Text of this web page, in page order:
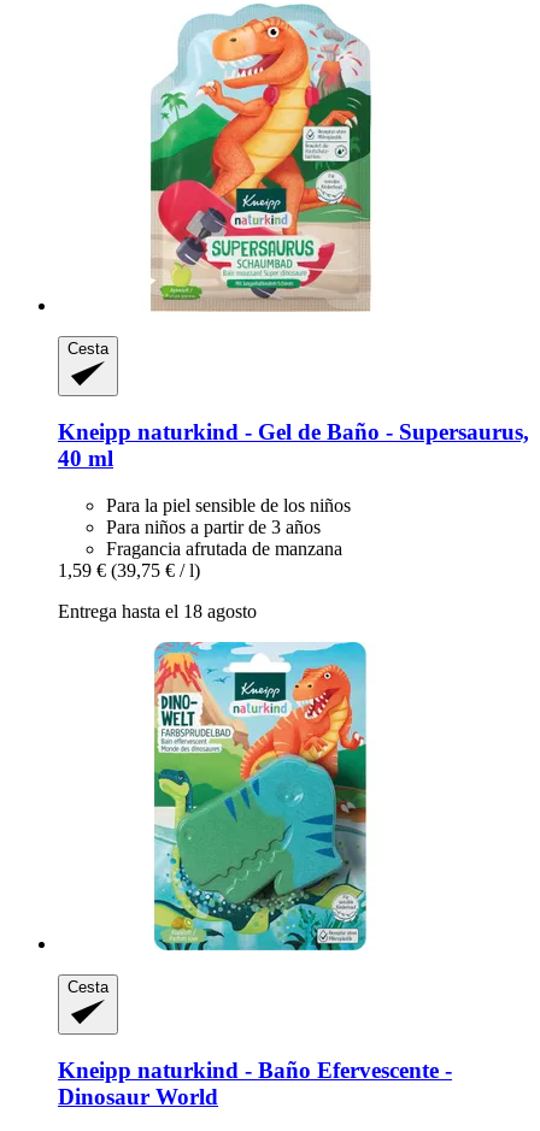
Cesta
Kneipp naturkind -​ Gel de Baño -​ Supersaurus,
40 ml
Para la piel sensible de los niños
Para niños a partir de 3 años
Fragancia afrutada de manzana
1,59 € (39,75 € / l)
Entrega hasta el 18 agosto
Cesta
Kneipp naturkind -​ Baño Efervescente -​
Dinosaur World